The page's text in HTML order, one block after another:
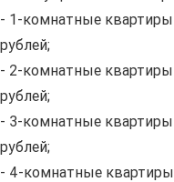
- 1-комнатные
рублей;
- 2-комнатные
рублей;
- 3-комнатные
рублей;
- 4-комнатные